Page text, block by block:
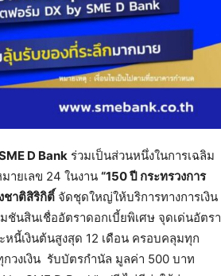
D Bank ร่วมเป็นส่วนหนึ่งในการเฉลิม
ายเลข 24 ในงาน “150 ปี กระทรวงการ
ชาติสิริกิติ์ จัดชุดใหญ่ให้บริการทางการเงิน
ชันสินเชื่ออัตราดอกเบี้ยพิเศษ จุดเด่นอัตรา
นี้เงินต้นสูงสุด 12 เดือน ครอบคลุมทุก
วงเงิน รับบัตรกำนัล มูลค่า 500 บาท